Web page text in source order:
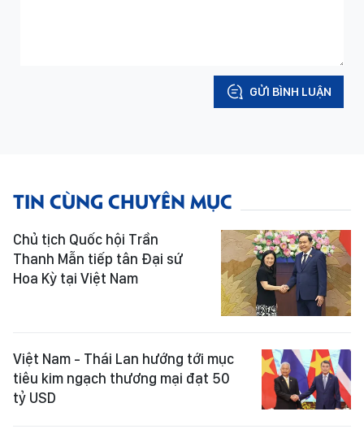
GỬI BÌNH LUẬN
TIN CÙNG CHUYÊN MỤC
Chủ tịch Quốc hội Trần
Thanh Mẫn tiếp tân Đại sứ
Hoa Kỳ tại Việt Nam
Việt Nam - Thái Lan hướng tới mục
tiêu kim ngạch thương mại đạt 50
tỷ USD